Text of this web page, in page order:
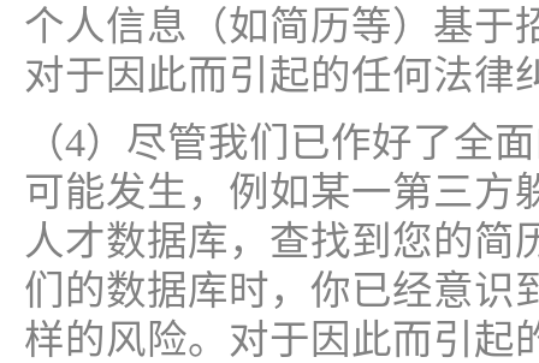
个人信息（如简历等）基于
对于因此而引起的任何法律
（4）尽管我们已作好了全
可能发生，例如某一第三方
人才数据库，查找到您的简
们的数据库时，你已经意识
样的风险。对于因此而引起